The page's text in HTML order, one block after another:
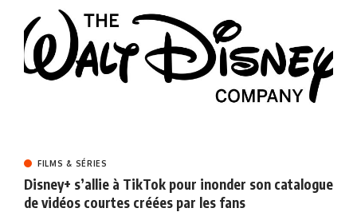
FILMS & SÉRIES
Disney+ s’allie à TikTok pour inonder son catalogue
de vidéos courtes créées par les fans